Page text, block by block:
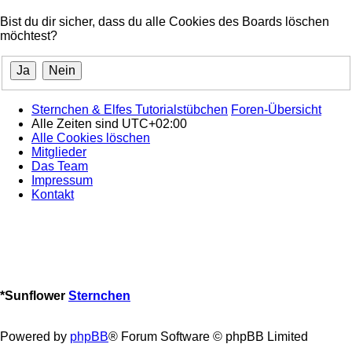
Bist du dir sicher, dass du alle Cookies des Boards löschen
möchtest?
Sternchen & Elfes Tutorialstübchen Foren-Übersicht
Alle Zeiten sind UTC+02:00
Alle Cookies löschen
Mitglieder
Das Team
Impressum
Kontakt
*Sunflower Sternchen
Powered by phpBB® Forum Software © phpBB Limited